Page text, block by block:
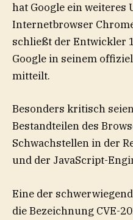
hat Google ein weiteres
Internetbrowser
schließt der Entwickler
Google in seinem
mitteilt.
Besonders kritisch
Bestandteilen des
Schwachstellen in der
und der JavaScript-
Eine der
die Bezeichnung CVE-